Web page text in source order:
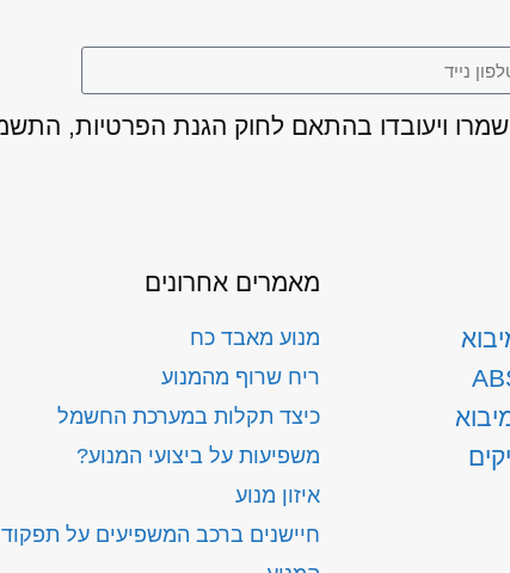
מאמרים אחרונים
מנוע מאבד כח
ריח שרוף מהמנוע
כיצד תקלות במערכת החשמל
משפיעות על ביצועי המנוע?
איזון מנוע
חיישנים ברכב המשפיעים על תפקוד